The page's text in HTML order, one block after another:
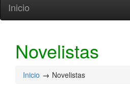
Inicio
Novelistas
Inicio Novelistas